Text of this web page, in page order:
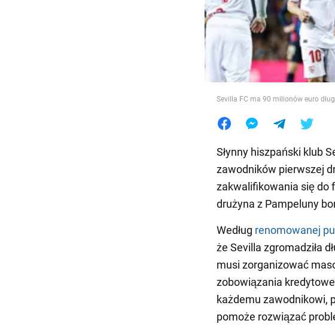
Jedzenie
Sevilla FC ma 90 milionów euro
Słynny hiszpański klub
zawodników pierwszej
zakwalifikowania się do
drużyna z Pampeluny
Według renomowanej
że Sevilla zgromadziła
musi zorganizować
zobowiązania
każdemu zawodnikowi,
pomoże rozwiązać